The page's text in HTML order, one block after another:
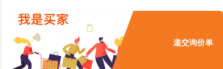
递交询价单